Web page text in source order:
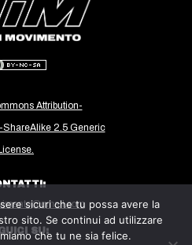
Attribution-
2.5 Generic
License.
SU:
sicuri che tu possa avere la
sito. Se continui ad utilizzare
che tu ne sia felice.